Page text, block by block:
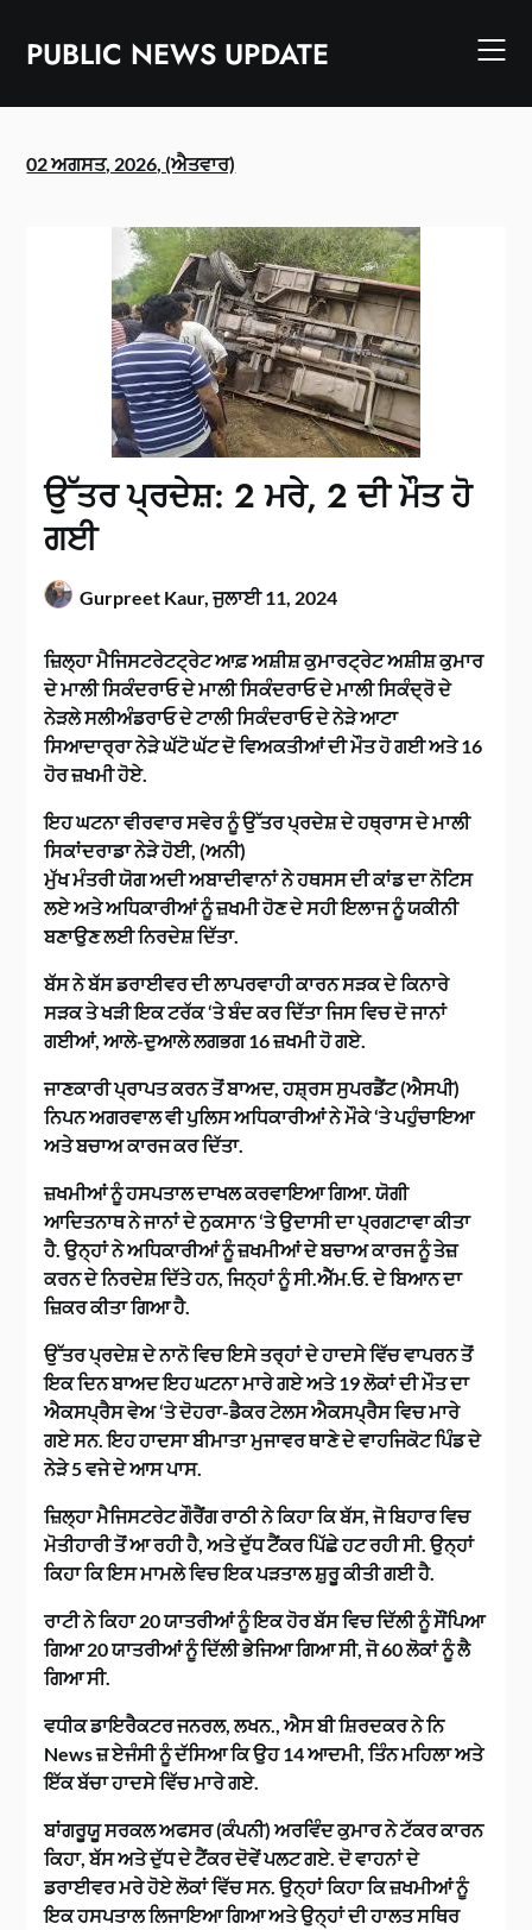
contentPUBLIC NEWS UPDATE
02 ਅਗਸਤ, 2026, (ਐਤਵਾਰ)
ਉੱਤਰ ਪ੍ਰਦੇਸ਼: 2 ਮਰੇ, 2 ਦੀ ਮੌਤ ਹੋ
ਗਈ
Gurpreet Kaur,ਜੁਲਾਈ 11, 2024
ਜ਼ਿਲ੍ਹਾ ਮੈਜਿਸਟਰੇਟਟ੍ਰੇਟ ਆਫ਼ ਅਸ਼ੀਸ਼ ਕੁਮਾਰਟ੍ਰੇਟ ਅਸ਼ੀਸ਼ ਕੁਮਾਰ
ਦੇ ਮਾਲੀ ਸਿਕੰਦਰਾਓ ਦੇ ਮਾਲੀ ਸਿਕੰਦਰਾਓ ਦੇ ਮਾਲੀ ਸਿਕੰਦ੍ਰੋ ਦੇ
ਨੇੜਲੇ ਸਲੀਅੰਡਰਾਓ ਦੇ ਟਾਲੀ ਸਿਕੰਦਰਾਓ ਦੇ ਨੇੜੇ ਆਟਾ
ਸਿਆਦਾਰ੍ਰਾ ਨੇੜੇ ਘੱਟੋ ਘੱਟ ਦੋ ਵਿਅਕਤੀਆਂ ਦੀ ਮੌਤ ਹੋ ਗਈ ਅਤੇ 16
ਹੋਰ ਜ਼ਖਮੀ ਹੋਏ.
ਇਹ ਘਟਨਾ ਵੀਰਵਾਰ ਸਵੇਰ ਨੂੰ ਉੱਤਰ ਪ੍ਰਦੇਸ਼ ਦੇ ਹਥ੍ਰਾਸ ਦੇ ਮਾਲੀ
ਸਿਕਾਂਦਰਾਡਾ ਨੇੜੇ ਹੋਈ, (ਅਨੀ)
ਮੁੱਖ ਮੰਤਰੀ ਯੋਗ ਅਦੀ ਅਬਾਦੀਵਾਨਾਂ ਨੇ ਹਥਸਸ ਦੀ ਕਾਂਡ ਦਾ ਨੋਟਿਸ
ਲਏ ਅਤੇ ਅਧਿਕਾਰੀਆਂ ਨੂੰ ਜ਼ਖਮੀ ਹੋਣ ਦੇ ਸਹੀ ਇਲਾਜ ਨੂੰ ਯਕੀਨੀ
ਬਣਾਉਣ ਲਈ ਨਿਰਦੇਸ਼ ਦਿੱਤਾ.
ਬੱਸ ਨੇ ਬੱਸ ਡਰਾਈਵਰ ਦੀ ਲਾਪਰਵਾਹੀ ਕਾਰਨ ਸੜਕ ਦੇ ਕਿਨਾਰੇ
ਸੜਕ ਤੇ ਖੜੀ ਇਕ ਟਰੱਕ ‘ਤੇ ਬੰਦ ਕਰ ਦਿੱਤਾ ਜਿਸ ਵਿਚ ਦੋ ਜਾਨਾਂ
ਗਈਆਂ, ਆਲੇ-ਦੁਆਲੇ ਲਗਭਗ 16 ਜ਼ਖਮੀ ਹੋ ਗਏ.
ਜਾਣਕਾਰੀ ਪ੍ਰਾਪਤ ਕਰਨ ਤੋਂ ਬਾਅਦ, ਹਸ਼੍ਰਸ ਸੁਪਰਡੈਂਟ (ਐਸਪੀ)
ਨਿਪਨ ਅਗਰਵਾਲ ਵੀ ਪੁਲਿਸ ਅਧਿਕਾਰੀਆਂ ਨੇ ਮੌਕੇ ‘ਤੇ ਪਹੁੰਚਾਇਆ
ਅਤੇ ਬਚਾਅ ਕਾਰਜ ਕਰ ਦਿੱਤਾ.
ਜ਼ਖਮੀਆਂ ਨੂੰ ਹਸਪਤਾਲ ਦਾਖਲ ਕਰਵਾਇਆ ਗਿਆ. ਯੋਗੀ
ਆਦਿਤਨਾਥ ਨੇ ਜਾਨਾਂ ਦੇ ਨੁਕਸਾਨ ‘ਤੇ ਉਦਾਸੀ ਦਾ ਪ੍ਰਗਟਾਵਾ ਕੀਤਾ
ਹੈ. ਉਨ੍ਹਾਂ ਨੇ ਅਧਿਕਾਰੀਆਂ ਨੂੰ ਜ਼ਖਮੀਆਂ ਦੇ ਬਚਾਅ ਕਾਰਜ ਨੂੰ ਤੇਜ਼
ਕਰਨ ਦੇ ਨਿਰਦੇਸ਼ ਦਿੱਤੇ ਹਨ, ਜਿਨ੍ਹਾਂ ਨੂੰ ਸੀ.ਐੱਮ.ਓ. ਦੇ ਬਿਆਨ ਦਾ
ਜ਼ਿਕਰ ਕੀਤਾ ਗਿਆ ਹੈ.
ਉੱਤਰ ਪ੍ਰਦੇਸ਼ ਦੇ ਨਾਨੋ ਵਿਚ ਇਸੇ ਤਰ੍ਹਾਂ ਦੇ ਹਾਦਸੇ ਵਿੱਚ ਵਾਪਰਨ ਤੋਂ
ਇਕ ਦਿਨ ਬਾਅਦ ਇਹ ਘਟਨਾ ਮਾਰੇ ਗਏ ਅਤੇ 19 ਲੋਕਾਂ ਦੀ ਮੌਤ ਦਾ
ਐਕਸਪ੍ਰੈਸ ਵੇਅ ‘ਤੇ ਦੋਹਰਾ-ਡੈਕਰ ਟੇਲਸ ਐਕਸਪ੍ਰੈਸ ਵਿਚ ਮਾਰੇ
ਗਏ ਸਨ. ਇਹ ਹਾਦਸਾ ਬੀਮਾਤਾ ਮੁਜਾਵਰ ਥਾਣੇ ਦੇ ਵਾਹਜਿਕੋਟ ਪਿੰਡ ਦੇ
ਨੇੜੇ 5 ਵਜੇ ਦੇ ਆਸ ਪਾਸ.
ਜ਼ਿਲ੍ਹਾ ਮੈਜਿਸਟਰੇਟ ਗੌਰੈਂਗ ਰਾਠੀ ਨੇ ਕਿਹਾ ਕਿ ਬੱਸ, ਜੋ ਬਿਹਾਰ ਵਿਚ
ਮੋਤੀਹਾਰੀ ਤੋਂ ਆ ਰਹੀ ਹੈ, ਅਤੇ ਦੁੱਧ ਟੈਂਕਰ ਪਿੱਛੇ ਹਟ ਰਹੀ ਸੀ. ਉਨ੍ਹਾਂ
ਕਿਹਾ ਕਿ ਇਸ ਮਾਮਲੇ ਵਿਚ ਇਕ ਪੜਤਾਲ ਸ਼ੁਰੂ ਕੀਤੀ ਗਈ ਹੈ.
ਰਾਟੀ ਨੇ ਕਿਹਾ 20 ਯਾਤਰੀਆਂ ਨੂੰ ਇਕ ਹੋਰ ਬੱਸ ਵਿਚ ਦਿੱਲੀ ਨੂੰ ਸੌਂਪਿਆ
ਗਿਆ 20 ਯਾਤਰੀਆਂ ਨੂੰ ਦਿੱਲੀ ਭੇਜਿਆ ਗਿਆ ਸੀ, ਜੋ 60 ਲੋਕਾਂ ਨੂੰ ਲੈ
ਗਿਆ ਸੀ.
ਵਧੀਕ ਡਾਇਰੈਕਟਰ ਜਨਰਲ, ਲਖਨ., ਐਸ ਬੀ ਸ਼ਿਰਦਕਰ ਨੇ ਨਿ
News ਜ਼ ਏਜੰਸੀ ਨੂੰ ਦੱਸਿਆ ਕਿ ਉਹ 14 ਆਦਮੀ, ਤਿੰਨ ਮਹਿਲਾ ਅਤੇ
ਇੱਕ ਬੱਚਾ ਹਾਦਸੇ ਵਿੱਚ ਮਾਰੇ ਗਏ.
ਬਾਂਗਰੂਯੂ ਸਰਕਲ ਅਫਸਰ (ਕੰਪਨੀ) ਅਰਵਿੰਦ ਕੁਮਾਰ ਨੇ ਟੱਕਰ ਕਾਰਨ
ਕਿਹਾ, ਬੱਸ ਅਤੇ ਦੁੱਧ ਦੇ ਟੈਂਕਰ ਦੋਵੇਂ ਪਲਟ ਗਏ. ਦੋ ਵਾਹਨਾਂ ਦੇ
ਡਰਾਈਵਰ ਮਰੇ ਹੋਏ ਲੋਕਾਂ ਵਿੱਚ ਸਨ. ਉਨ੍ਹਾਂ ਕਿਹਾ ਕਿ ਜ਼ਖਮੀਆਂ ਨੂੰ
ਇਕ ਹਸਪਤਾਲ ਲਿਜਾਇਆ ਗਿਆ ਅਤੇ ਉਨ੍ਹਾਂ ਦੀ ਹਾਲਤ ਸਥਿਰ